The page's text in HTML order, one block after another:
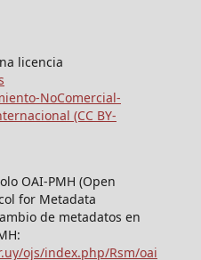
licencia
NoComercial-
(CC BY-
OAI-PMH (Open
for Metadata
de metadatos en
ojs/index.php/Rsm/oai